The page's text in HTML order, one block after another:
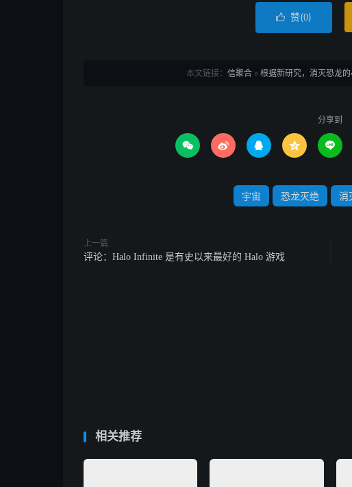
 赞(0)
本文链接： 信聚合 » 根据新研究，消灭恐龙
分享到
    
宇宙 恐龙灭绝 消
上一篇
评论：Halo Infinite 是有史以来最好的 Halo 游戏
相关推荐